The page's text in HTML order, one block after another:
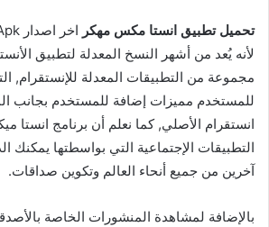
تحميل تطبيق انستا مكس مهكر
لأنه يُعد من أشهر النسخ المعدلة لتطبيق
مجموعة من التطبيقات المعدلة للإنستقرام,
للمستخدم مميزات إضافة للمستخدم بجانب
انستقرام الأصلي, كما نعلم أن برنامج انستا
التطبيقات الإجتماعية التي بواسطتها
آخرين من جميع أنحاء العالم وتكوين صداقات.
بالإضافة لمشاهدة المنشورات الخاصة